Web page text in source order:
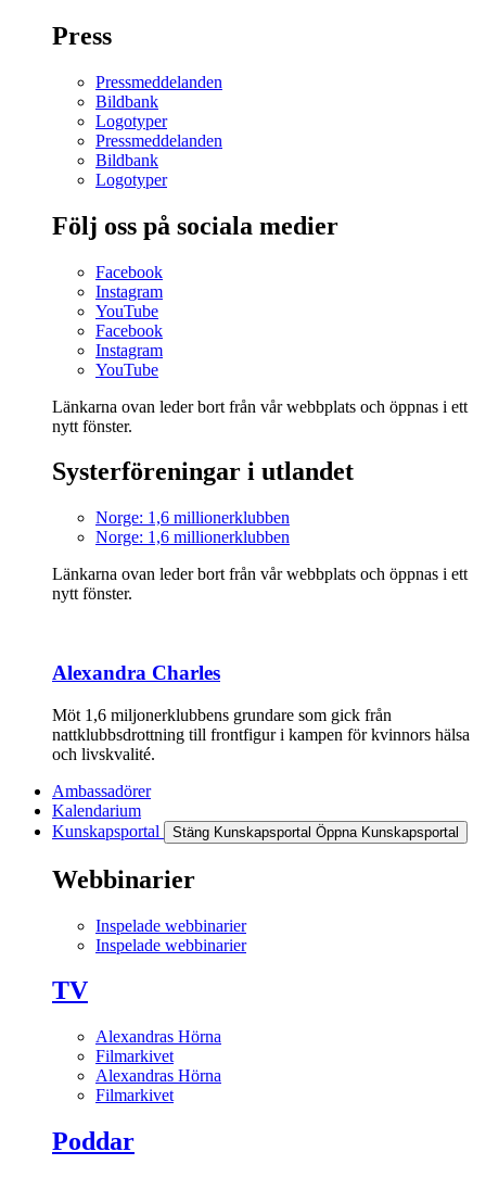
Press
Pressmeddelanden
Bildbank
Logotyper
Pressmeddelanden
Bildbank
Logotyper
Följ oss på sociala medier
Facebook
Instagram
YouTube
Facebook
Instagram
YouTube
Länkarna ovan leder bort från vår webbplats och öppnas i ett
nytt fönster.
Systerföreningar i utlandet
Norge: 1,6 millionerklubben
Norge: 1,6 millionerklubben
Länkarna ovan leder bort från vår webbplats och öppnas i ett
nytt fönster.
Alexandra Charles
Möt 1,6 miljonerklubbens grundare som gick från
nattklubbsdrottning till frontfigur i kampen för kvinnors hälsa
och livskvalité.
Ambassadörer
Kalendarium
Kunskapsportal
Stäng Kunskapsportal Öppna Kunskapsportal
Webbinarier
Inspelade webbinarier
Inspelade webbinarier
TV
Alexandras Hörna
Filmarkivet
Alexandras Hörna
Filmarkivet
Poddar